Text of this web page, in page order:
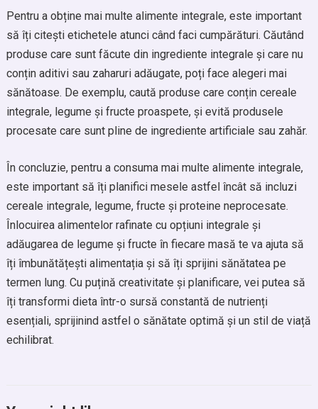
Pentru a obține mai multe alimente integrale, este important
să îți citești etichetele atunci când faci cumpărături. Căutând
produse care sunt făcute din ingrediente integrale și care nu
conțin aditivi sau zaharuri adăugate, poți face alegeri mai
sănătoase. De exemplu, caută produse care conțin cereale
integrale, legume și fructe proaspete, și evită produsele
procesate care sunt pline de ingrediente artificiale sau zahăr.
În concluzie, pentru a consuma mai multe alimente integrale,
este important să îți planifici mesele astfel încât să incluzi
cereale integrale, legume, fructe și proteine neprocesate.
Înlocuirea alimentelor rafinate cu opțiuni integrale și
adăugarea de legume și fructe în fiecare masă te va ajuta să
îți îmbunătățești alimentația și să îți sprijini sănătatea pe
termen lung. Cu puțină creativitate și planificare, vei putea să
îți transformi dieta într-o sursă constantă de nutrienți
esențiali, sprijinind astfel o sănătate optimă și un stil de viață
echilibrat.